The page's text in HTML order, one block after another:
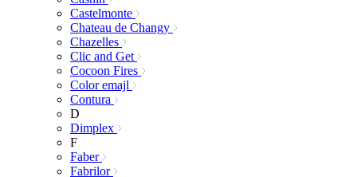
Castelmonte
Chateau de Changy
Chazelles
Clic and Get
Cocoon Fires
Color emajl
Contura
D
Dimplex
F
Faber
Fabrilor